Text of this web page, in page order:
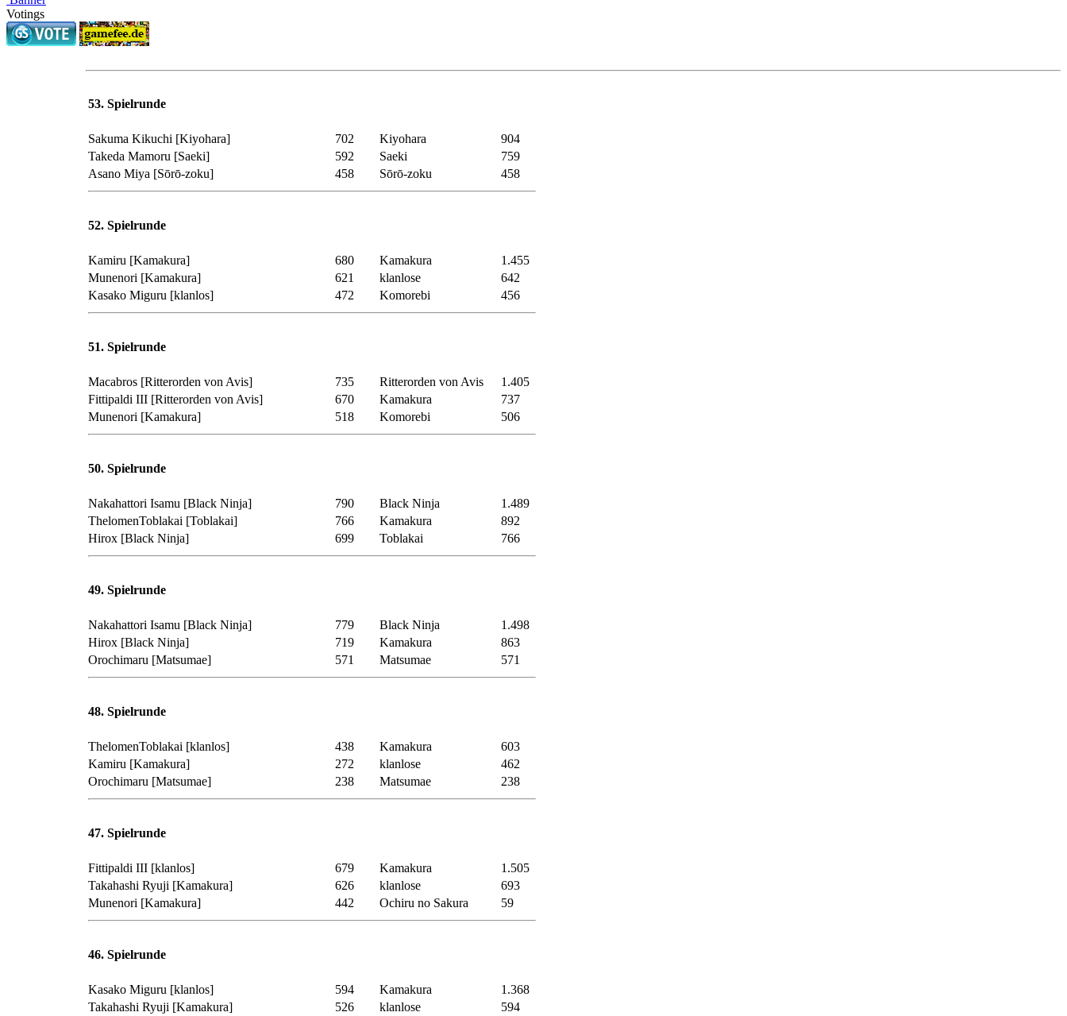
Votings
53. Spielrunde
Sakuma Kikuchi [Kiyohara] 702 Kiyohara
904
Takeda Mamoru [Saeki] 592 Saeki
759
Asano Miya [Sōrō-zoku] 458 Sōrō-zoku 458
52. Spielrunde
Kamiru [Kamakura] 680 Kamakura
1.455
Munenori [Kamakura] 621 klanlose
642
Kasako Miguru [klanlos] 472 Komorebi 456
51. Spielrunde
Macabros [Ritterorden von Avis] 735 Ritterorden von Avis
1.405
Fittipaldi III [Ritterorden von Avis] 670 Kamakura
737
Munenori [Kamakura] 518 Komorebi 506
50. Spielrunde
Nakahattori Isamu [Black Ninja] 790 Black Ninja
1.489
ThelomenToblakai [Toblakai] 766 Kamakura
892
Hirox [Black Ninja] 699 Toblakai 766
49. Spielrunde
Nakahattori Isamu [Black Ninja] 779 Black Ninja
1.498
Hirox [Black Ninja] 719 Kamakura
863
Orochimaru [Matsumae] 571 Matsumae 571
48. Spielrunde
ThelomenToblakai [klanlos] 438 Kamakura
603
Kamiru [Kamakura] 272 klanlose
462
Orochimaru [Matsumae] 238 Matsumae 238
47. Spielrunde
Fittipaldi III [klanlos] 679 Kamakura
1.505
Takahashi Ryuji [Kamakura] 626 klanlose
693
Munenori [Kamakura] 442 Ochiru no Sakura 59
46. Spielrunde
Kasako Miguru [klanlos] 594 Kamakura
1.368
Takahashi Ryuji [Kamakura] 526 klanlose
594